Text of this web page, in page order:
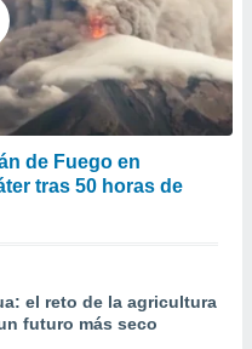
de Fuego en
tras 50 horas de
el reto de la agricultura
futuro más seco